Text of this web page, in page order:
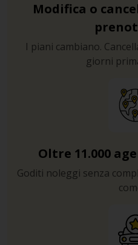
Modifica o
I piani cambiano.
giorni
Oltre 11.000
Goditi noleggi senza